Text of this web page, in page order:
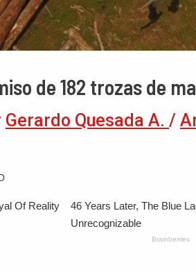
de 182 trozas de
Gerardo Quesada A. /